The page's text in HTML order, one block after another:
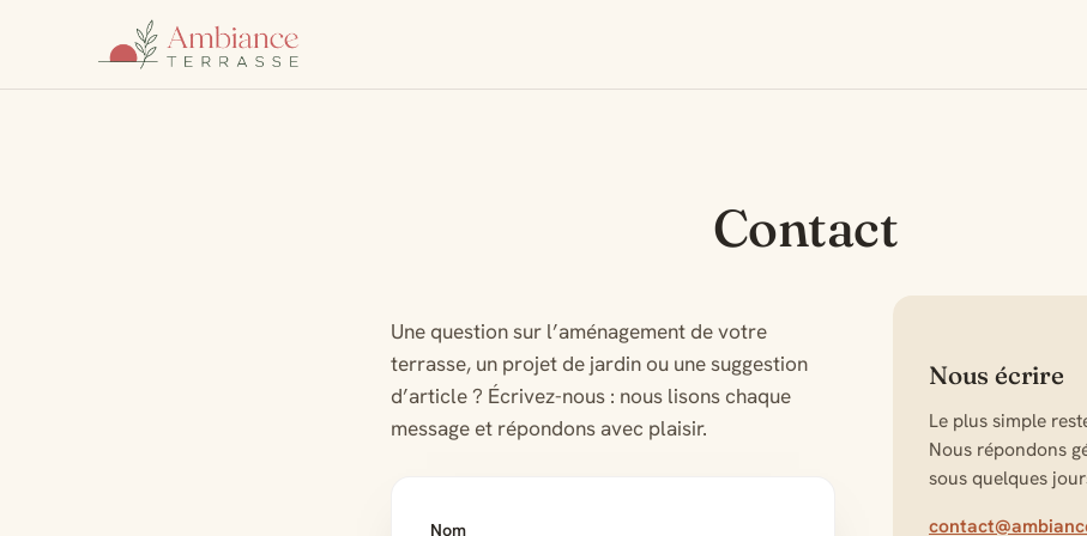
Contact
Une question sur l’aménagement de votre
terrasse, un projet de jardin ou une suggestion
d’article ? Écrivez-nous : nous lisons chaque
message et répondons avec plaisir.
Nom
Nous écrire
Le plus simple
Nous répondons
sous quelques